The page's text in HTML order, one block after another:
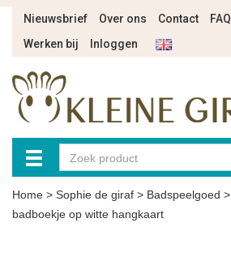
Nieuwsbrief Over ons Contact FAQ
Werken bij
Inloggen
Home > Sophie de giraf > Badspeelgoed >
badboekje op witte hangkaart